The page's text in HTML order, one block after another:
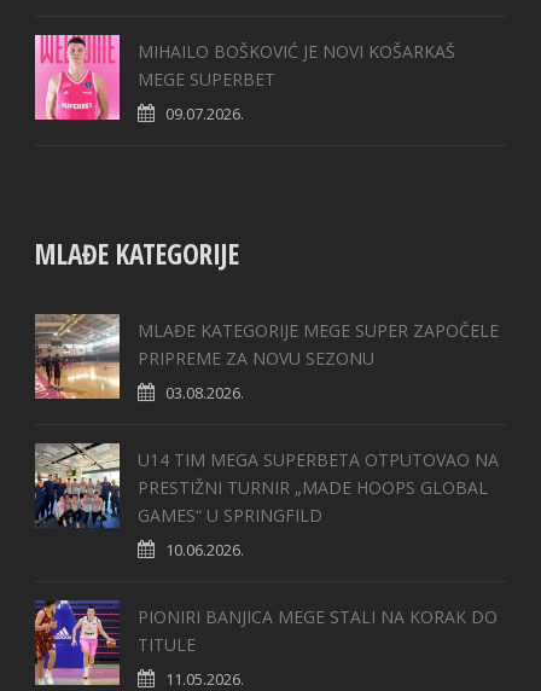
MIHAILO BOŠKOVIĆ JE NOVI KOŠARKAŠ
MEGE SUPERBET
09.07.2026.
MLAĐE KATEGORIJE
MLAĐE KATEGORIJE MEGE SUPER ZAPOČELE
PRIPREME ZA NOVU SEZONU
03.08.2026.
U14 TIM MEGA SUPERBETA OTPUTOVAO NA
PRESTIŽNI TURNIR „MADE HOOPS GLOBAL
GAMES“ U SPRINGFILD
10.06.2026.
PIONIRI BANJICA MEGE STALI NA KORAK DO
TITULE
11.05.2026.